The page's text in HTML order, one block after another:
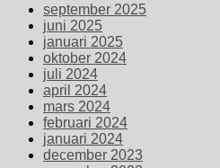
september 2025
juni 2025
januari 2025
oktober 2024
juli 2024
april 2024
mars 2024
februari 2024
januari 2024
december 2023